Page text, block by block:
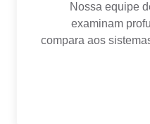
Nossa equipe
examinam
compara aos